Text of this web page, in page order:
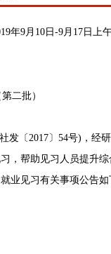
年9月10日-9月17日上
二批）
〔2017〕54号)，经
，帮助见习人员提升
业见习有关事项公告如